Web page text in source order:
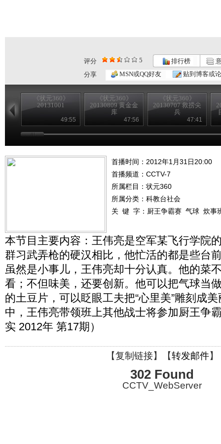
评分 5 排行榜
分享
MSN或QQ好友 贴到博客或
《状元360》
20131001
49:55
《状元360》
20130809 黄金金
库
47:56
《状元360》
20130707 救捞尖
兵
47:41
首播时间：2012年1月31日20:00
首播频道： CCTV-7
所属栏目： 状元360
所属分类：科教台社会
关 键 字： 厨王争霸赛 气球 炊事
本节目主要内容：王伟亮是空军某飞行学院
群习武弄枪的硬汉相比，他忙活的都是些台
虽然是小事儿，王伟亮却十分认真。他的菜
看；不但味美，还要创新。他可以把气球当
的土豆片，可以眨眼工夫把“心里美”雕刻成
中，王伟亮带领班上其他战士将参加厨王争
实 2012年 第17期）
【复制链接】【转发邮件】
302 Found
CCTV_WebServer